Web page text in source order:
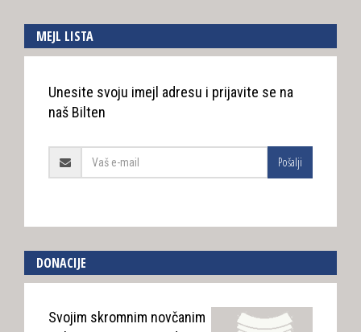
MEJL LISTA
Unesite svoju imejl adresu i prijavite se na
naš Bilten
Pošalji
DONACIJE
Svojim skromnim novčanim